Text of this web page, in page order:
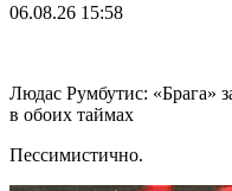
06.08.26 15:58
Людас Румбутис: «Брага»
в обоих таймах
Пессимистично.